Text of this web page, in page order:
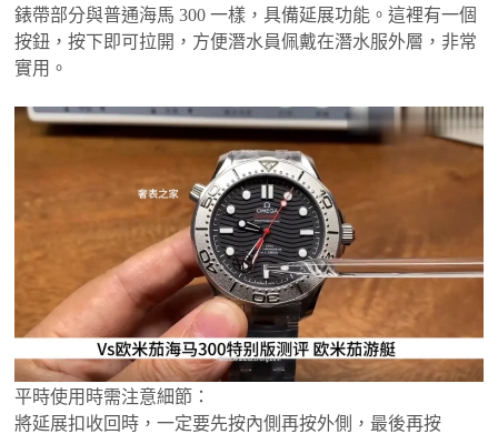
錶帶部分與普通海馬 300 一樣，具備延展功能。這裡有一個
按鈕，按下即可拉開，方便潛水員佩戴在潛水服外層，非常
實用。
平時使用時需注意細節：
將延展扣收回時，一定要先按內側再按外側，最後再按